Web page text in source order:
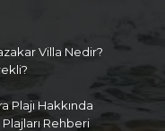
Villa Nedir?
Plajı Hakkında
Rehberi